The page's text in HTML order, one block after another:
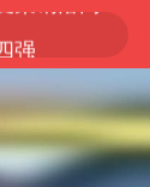
强
费新蓝海
或暴雨
新疆优化调整景区内自驾服务费